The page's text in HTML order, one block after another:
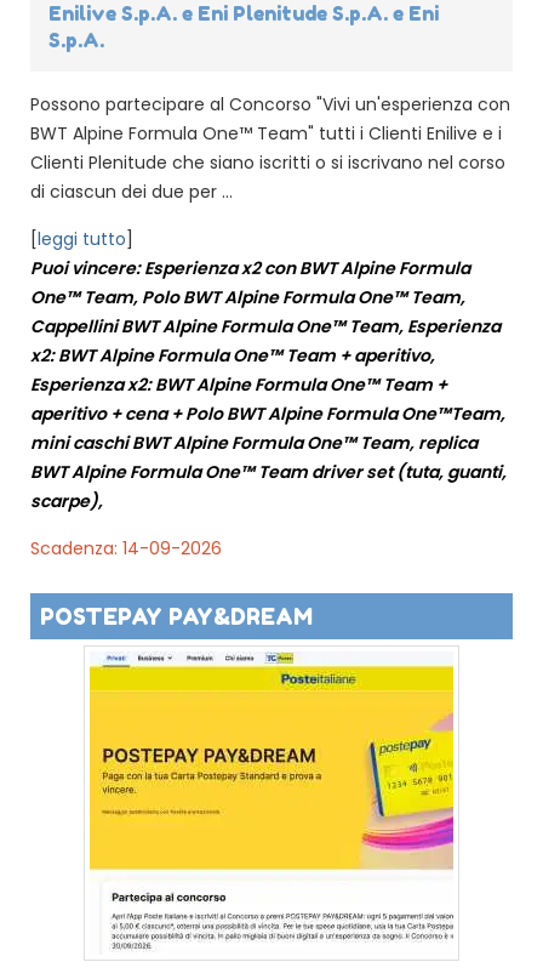
Enilive S.p.A. e Eni Plenitude S.p.A. e Eni
S.p.A.
Possono partecipare al Concorso "Vivi un'esperienza con
BWT Alpine Formula One™ Team" tutti i Clienti Enilive e i
Clienti Plenitude che siano iscritti o si iscrivano nel corso
di ciascun dei due per ...
[leggi tutto]
Puoi vincere: Esperienza x2 con BWT Alpine Formula
One™ Team, Polo BWT Alpine Formula One™ Team,
Cappellini BWT Alpine Formula One™ Team, Esperienza
x2: BWT Alpine Formula One™ Team + aperitivo,
Esperienza x2: BWT Alpine Formula One™ Team +
aperitivo + cena + Polo BWT Alpine Formula One™Team,
mini caschi BWT Alpine Formula One™ Team, replica
BWT Alpine Formula One™ Team driver set (tuta, guanti,
scarpe),
Scadenza: 14-09-2026
POSTEPAY PAY&DREAM